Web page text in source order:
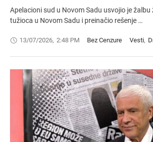
Apelacioni sud u Novom Sadu usvojio je žalbu
tužioca u Novom Sadu i preinačio rešenje …
13/07/2026, 2:48 PM Bez Cenzure Vesti,